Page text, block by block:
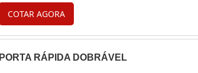
Separador de caixas com ferro chato trançado. ....
COTAR AGORA
PORTA RÁPIDA DOBRÁVEL